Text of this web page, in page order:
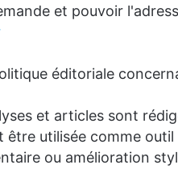
et pouvoir
éditoriale
et articles sont
être utilisée comme
ou amélioration